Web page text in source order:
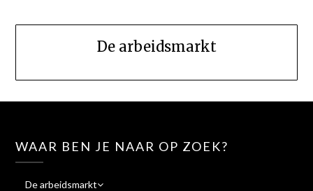
De arbeidsmarkt
WAAR BEN JE NAAR OP ZOEK?
De arbeidsmarkt